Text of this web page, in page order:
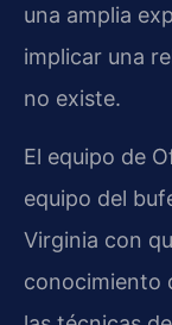
una amplia
implicar una
no existe.
El equipo de
equipo del
Virginia con
conocimiento